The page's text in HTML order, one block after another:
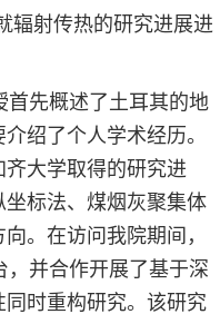
辐射传热的研究进展进
首先概述了土耳其的地
绍了个人学术经历。
大学取得的研究进
标法、煤烟灰聚集体
。在访问我院期间，
，并合作开展了基于深
时重构研究。该研究